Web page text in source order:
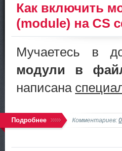
Как включить
(module) на CS
Мучаетесь в
модули в
написана
Подробнее Комментариев: 0